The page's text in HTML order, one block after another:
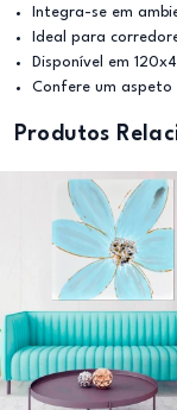
Integra-se em
Ideal para
Disponível em
Confere um aspeto
Produtos